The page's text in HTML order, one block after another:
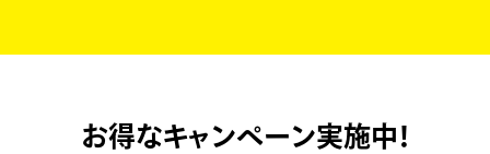
お得なキャンペーン実施中！